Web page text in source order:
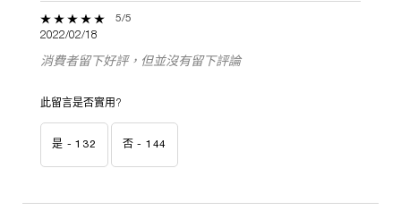
5 out of 5 stars. 5/5
2022/02/18
消費者留下好評，但並沒有留下評論
此留言是否實用?
是 -132 否 - 144